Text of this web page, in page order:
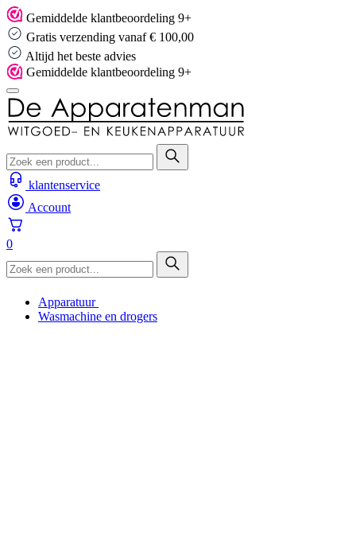
Skip
to
content
Gemiddelde klantbeoordeling 9+
Gratis verzending vanaf € 100,00
Altijd het beste advies
Gemiddelde klantbeoordeling 9+
klantenservice
Account
0
Apparatuur
Wasmachine en drogers